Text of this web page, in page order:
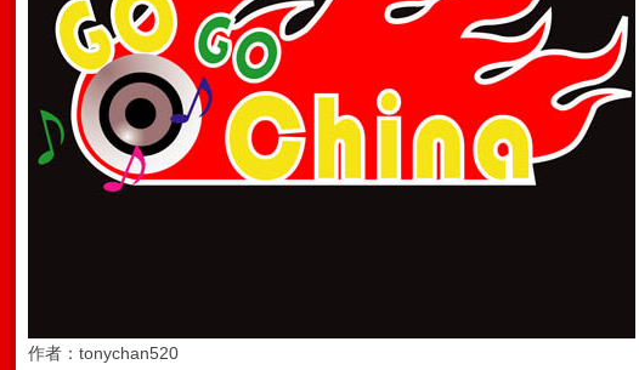
作者：tonychan520